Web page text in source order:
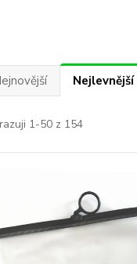
Nejlevnější
1-50 z 154